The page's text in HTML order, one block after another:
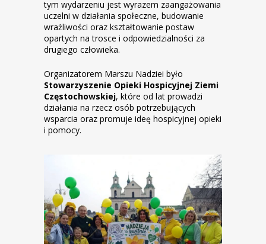
tym wydarzeniu jest wyrazem zaangażowania
uczelni w działania społeczne, budowanie
wrażliwości oraz kształtowanie postaw
opartych na trosce i odpowiedzialności za
drugiego człowieka.
Organizatorem Marszu Nadziei było
Stowarzyszenie Opieki Hospicyjnej Ziemi
Częstochowskiej, które od lat prowadzi
działania na rzecz osób potrzebujących
wsparcia oraz promuje ideę hospicyjnej opieki
i pomocy.